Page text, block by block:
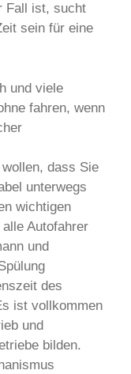
Fall ist, sucht
sein für eine
und viele
fahren, wenn
dass Sie
unterwegs
wichtigen
Autofahrer
und
des
ist vollkommen
und
bilden.